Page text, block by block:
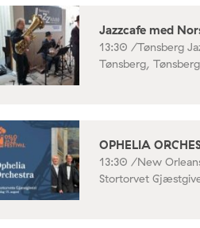
Jazzcafe med
13:30 /Tønsberg
Tønsberg, Tønsberg
OPHELIA
13:30 /New
Stortorvet